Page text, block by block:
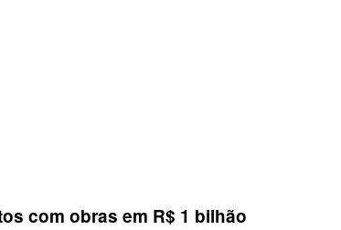
com obras em R$ 1 bilhão